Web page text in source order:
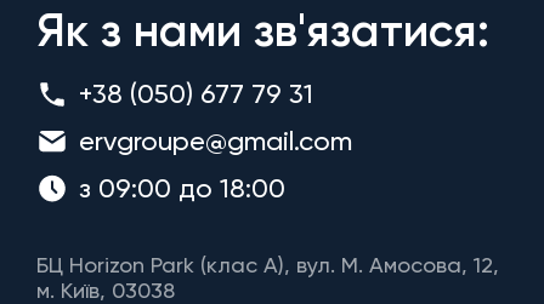
Як з нами зв'язатися:
+38 (050) 677 79 31
ervgroupe@gmail.com
з 09:00 до 18:00
БЦ Horizon Park (клас A), вул. М. Амосова, 12,
м. Київ, 03038